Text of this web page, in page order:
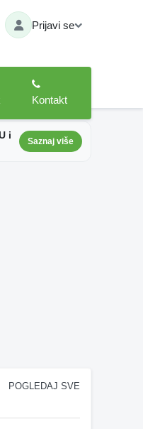
Prijavi se
Kontakt
i
Saznaj više
POGLEDAJ SVE